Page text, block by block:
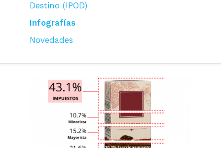
Destino (IPOD)
Infografías
Novedades